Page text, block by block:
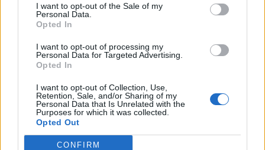
I want to opt-out of the Sale of my
Personal Data.
Opted In
I want to opt-out of processing my
Personal Data for Targeted Advertising.
Opted In
I want to opt-out of Collection, Use,
Retention, Sale, and/or Sharing of my
Personal Data that Is Unrelated with the
Purposes for which it was collected.
Opted Out
CONFIRM
Acconsento al trattamento dei dati personali (